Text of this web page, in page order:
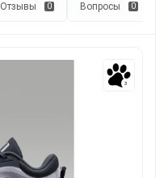
Отзывы 0 Вопросы 0
3